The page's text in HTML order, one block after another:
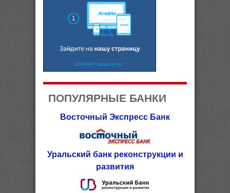
ПОПУЛЯРНЫЕ БАНКИ
Восточный Экспресс Банк
Уральский банк реконструкции и
развития